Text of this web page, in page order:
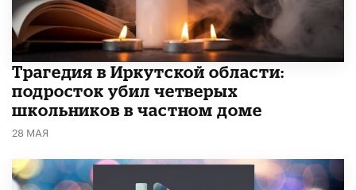
Трагедия в Иркутской области:
подросток убил четверых
школьников в частном доме
28 МАЯ